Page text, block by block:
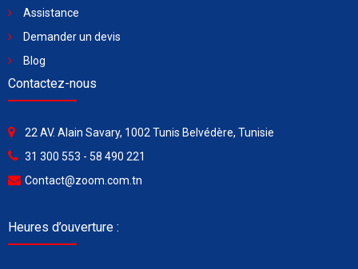
Assistance
Demander un devis
Blog
Contactez-nous
22 AV. Alain Savary, 1002 Tunis Belvédère, Tunisie
31 300 553 - 58 490 221
Contact@zoom.com.tn
Heures d’ouverture :